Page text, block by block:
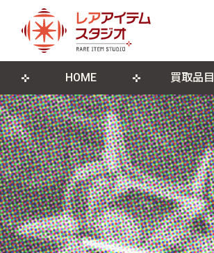
HOME 買取品目
ゲームソフト
DVD・Blu-ray
ポスター・紙モノ
来店買取について
遺品整理・生前整理
店舗概要
古物営業法に基づく表記